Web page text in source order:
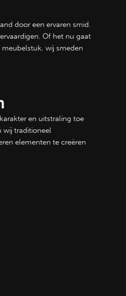
door een ervaren smid.
Of het nu gaat
wij smeden
en uitstraling toe
wij traditioneel
elementen te creëren